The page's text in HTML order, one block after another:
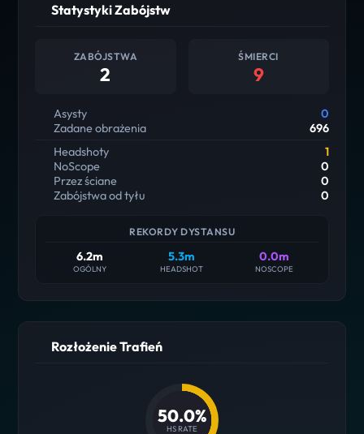
Statystyki Zabójstw
ZABÓJSTWA
2
ŚMIERCI
9
Asysty
0
Zadane obrażenia
696
Headshoty
1
NoScope
0
Przez ściane
0
Zabójstwa od tyłu
0
REKORDY DYSTANSU
6.2m
OGÓLNY
5.3m
HEADSHOT
0.0m
NOSCOPE
Rozłożenie Trafień
50.0%
HS RATE